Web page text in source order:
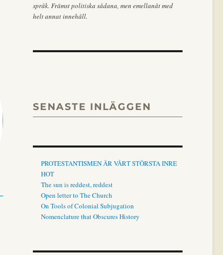
språk. Främst politiska sådana, men emellanåt med
helt annat innehåll.
SENASTE INLÄGGEN
PROTESTANTISMEN ÄR VÅRT STÖRSTA INRE
HOT
The sun is reddest, reddest
Open letter to The Church
On Tools of Colonial Subjugation
Nomenclature that Obscures History